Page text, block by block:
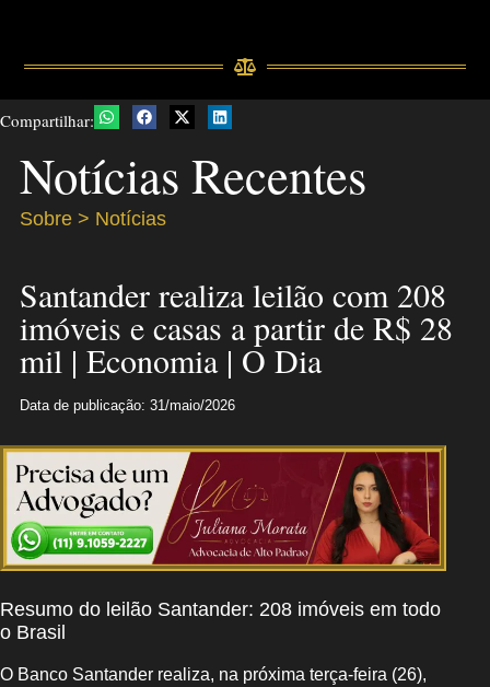
Compartilhar:
Notícias Recentes
Sobre > Notícias
Santander realiza leilão com 208
imóveis e casas a partir de R$ 28
mil | Economia | O Dia
Data de publicação: 31/maio/2026
Resumo do leilão Santander: 208 imóveis em todo
o Brasil
O Banco Santander realiza, na próxima terça-feira (26),